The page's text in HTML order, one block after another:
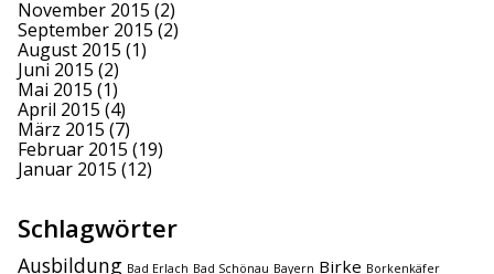
November 2015 (2)
September 2015 (2)
August 2015 (1)
Juni 2015 (2)
Mai 2015 (1)
April 2015 (4)
März 2015 (7)
Februar 2015 (19)
Januar 2015 (12)
Schlagwörter
Ausbildung Bad Erlach Bad Schönau Bayern Birke Borkenkäfer